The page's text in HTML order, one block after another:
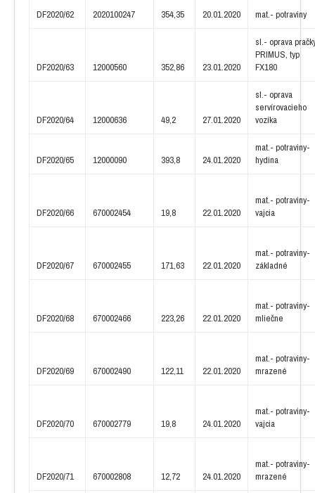
DF2020/62 2020100247 354,35 20.01.2020 mat.- potraviny
DF2020/63 12000560 352,86 23.01.2020
sl.- oprava
PRIMUS, typ
FX180
DF2020/64 12000636 49,2 27.01.2020
sl.- oprava
servírovacieho
vozíka
DF2020/65 12000090 393,8 24.01.2020
mat.- potraviny-
hydina
DF2020/66 670002454 19,8 22.01.2020
mat.- potraviny-
vajcia
DF2020/67 670002455 171,63 22.01.2020
mat.- potraviny-
základné
DF2020/68 670002466 223,26 22.01.2020
mat.- potraviny-
mliečne
DF2020/69 670002490 122,11 22.01.2020
mat.- potraviny-
mrazené
DF2020/70 670002779 19,8 24.01.2020
mat.- potraviny-
vajcia
DF2020/71 670002808 12,72 24.01.2020
mat.- potraviny-
mrazené